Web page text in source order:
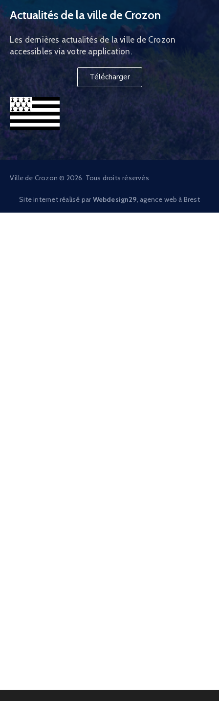
Actualités de la ville de Crozon
Les dernières actualités de la ville de Crozon
accessibles via votre application.
Télécharger
Ville de Crozon © 2026. Tous droits réservés
Site internet réalisé par Webdesign29 , agence web à Brest